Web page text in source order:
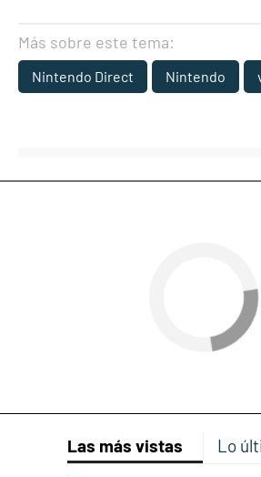
Más sobre este tema:
Nintendo Direct Nintendo
Las más vistas Lo